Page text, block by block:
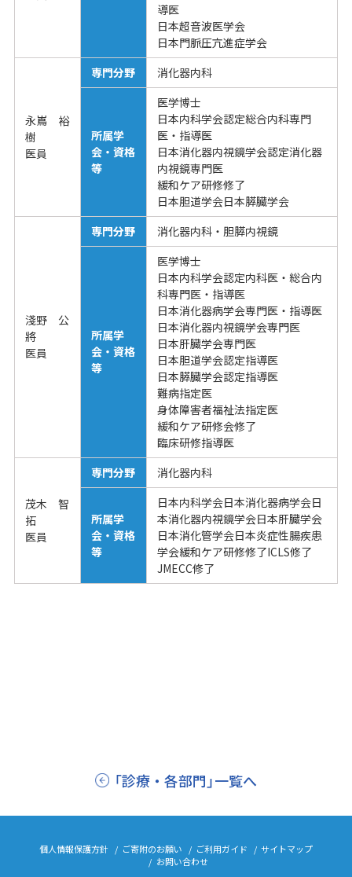
導医
日本超音波医学会
日本門脈圧亢進症学会
永嶌 裕
樹
医員
専門分野 消化器内科
所属学
会・資格
等
医学博士
日本内科学会認定総合内科専門
医・指導医
日本消化器内視鏡学会認定消化器
内視鏡専門医
緩和ケア研修修了
日本胆道学会日本膵臓学会
淺野 公
將
医員
専門分野 消化器内科・胆膵内視鏡
所属学
会・資格
等
医学博士
日本内科学会認定内科医・総合内
科専門医・指導医
日本消化器病学会専門医・指導医
日本消化器内視鏡学会専門医
日本肝臓学会専門医
日本胆道学会認定指導医
日本膵臓学会認定指導医
難病指定医
身体障害者福祉法指定医
緩和ケア研修会修了
臨床研修指導医
茂木 智
拓
医員
専門分野 消化器内科
所属学
会・資格
等
日本内科学会日本消化器病学会日
本消化器内視鏡学会日本肝臓学会
日本消化管学会日本炎症性腸疾患
学会緩和ケア研修修了ICLS修了
JMECC修了
「診療・各部門」一覧へ
個人情報保護方針 ご寄附のお願い ご利用ガイド
サイトマップ
お問い合わせ